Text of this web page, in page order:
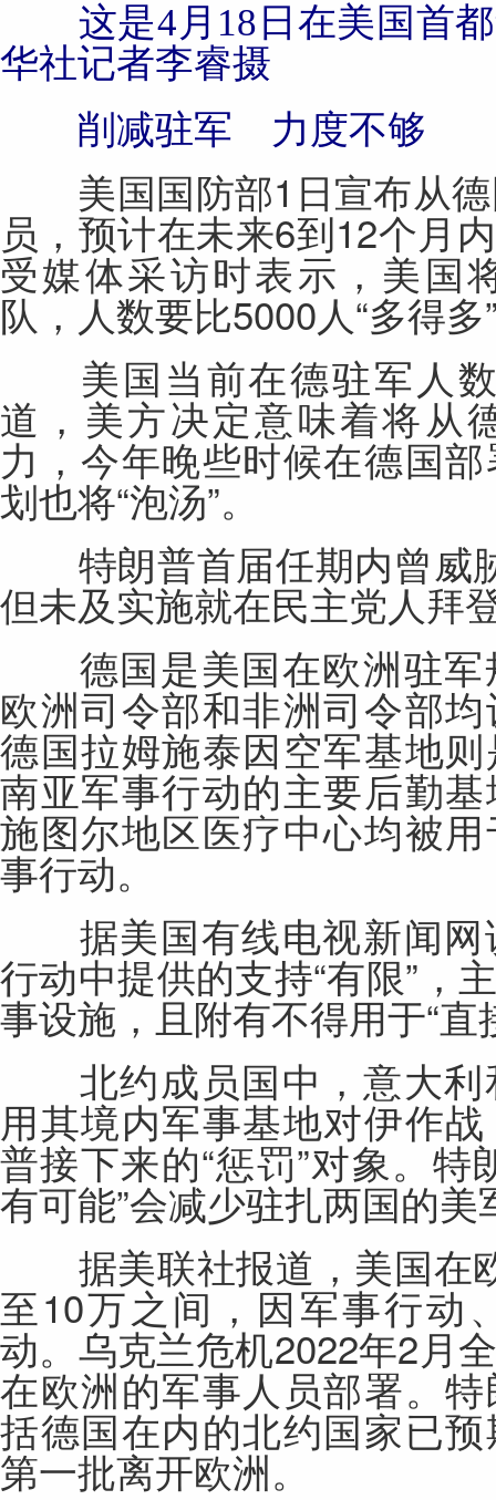
这是4月18日在美国首
华社记者李睿摄
削减驻军 力度不够
美国国防部1日宣布从德
员，预计在未来6到12个月
受媒体采访时表示，美国
队，人数要比5000人“多得多
美国当前在德驻军人数
道，美方决定意味着将从
力，今年晚些时候在德国
划也将“泡汤”。
特朗普首届任期内曾威
但未及实施就在民主党人拜
德国是美国在欧洲驻军
欧洲司令部和非洲司令部
德国拉姆施泰因空军基地
南亚军事行动的主要后勤
施图尔地区医疗中心均被
事行动。
据美国有线电视新闻
行动中提供的支持“有限”，
事设施，且附有不得用于“
北约成员国中，意大利
用其境内军事基地对伊作
普接下来的“惩罚”对象。特
有可能”会减少驻扎两国的美
据美联社报道，美国在
至10万之间，因军事行动
动。乌克兰危机2022年2月
在欧洲的军事人员部署。
括德国在内的北约国家已
第一批离开欧洲。